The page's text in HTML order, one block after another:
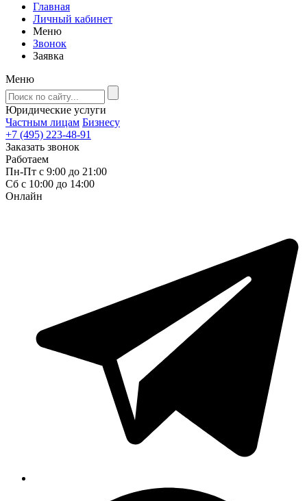
Главная
Личный кабинет
Меню
Звонок
Заявка
Меню
Юридические услуги
Частным лицам Бизнесу
+7 (495) 223-48-91
Заказать звонок
Работаем
Пн-Пт с 9:00 до 21:00
Сб с 10:00 до 14:00
Онлайн